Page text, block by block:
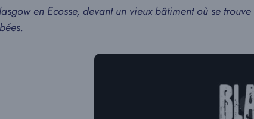
en Ecosse, devant un vieux bâtiment où se trouve